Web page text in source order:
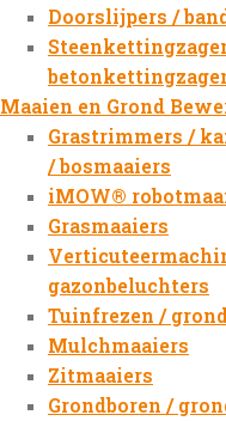
Doorslijpers /
Maaien en Grond
Grastrimmers /
/ bosmaaiers
iMOW®
Grasmaaiers
gazonbeluchters
Tuinfrezen /
Mulchmaaiers
Zitmaaiers
Grondboren /